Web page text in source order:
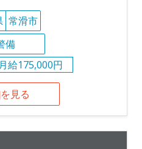
常滑市
備
月給175,000円
見る